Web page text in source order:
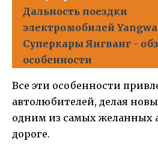
Дальность поездки
электромобилей
Суперкары Янгванг -
особенности
Все эти особенности
автолюбителей, делая
одним из самых желанных
дороге.